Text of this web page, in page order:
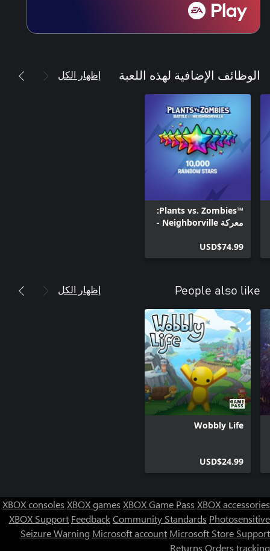
الوظائف الإضافية لهذه اللعبة إظهار الكل
Plants vs. Zombies™‎:
معركة Neighborville‏ -
7500 (مكافأة إضافية
+2500) من نجوم قوس
USD$74.99
People also like إظهار الكل
Wobbly Life
USD$24.99
XBOX consoles XBOX games XBOX Game Pass XBOX accessories
XBOX Support FeedbackCommunity Standards Photosensitive
Seizure Warning Microsoft account Microsoft Store Support
Returns Orders tracking